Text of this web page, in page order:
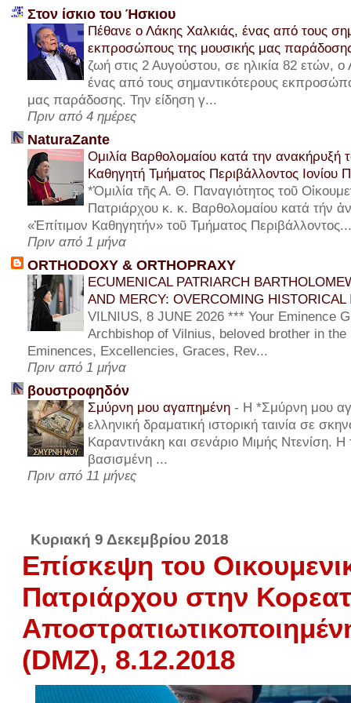
Στον ίσκιο του Ήσκιου
Πέθανε ο Λάκης Χαλκιάς, ένας από τους
εκπροσώπους της μουσικής μας
ζωή στις 2 Αυγούστου, σε ηλικία 82 ετών, ο
ένας από τους σημαντικότερους
μας παράδοσης. Την είδηση γ...
Πριν από 4 ημέρες
NaturaZante
Ομιλία Βαρθολομαίου κατά την ανακήρυξή
Καθηγητή Τμήματος Περιβάλλοντος Ιονίου
*Ὁμιλία τῆς Α. Θ. Παναγιότητος τοῦ
Πατριάρχου κ. κ. Βαρθολομαίου κατά τήν
«Ἐπίτιμον Καθηγητήν» τοῦ Τμήματος Περιβάλλοντος...
Πριν από 1 μήνα
ORTHODOXY & ORTHOPRAXY
ECUMENICAL PATRIARCH
AND MERCY: OVERCOMING HISTORICAL
VILNIUS, 8 JUNE 2026 *** Your Eminence
Archbishop of Vilnius, beloved brother in the
Eminences, Excellencies, Graces, Rev...
Πριν από 1 μήνα
βουστροφηδόν
Σμύρνη μου αγαπημένη - Η *Σμύρνη μου
ελληνική δραματική ιστορική ταινία σε
Καραντινάκη και σενάριο Μιμής Ντενίση. Η
βασισμένη ...
Πριν από 11 μήνες
Κυριακή 9 Δεκεμβρίου 2018
Επίσκεψη του
Πατριάρχου στην
(DMZ), 8.12.2018